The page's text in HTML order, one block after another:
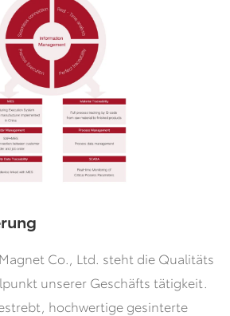
Co., Ltd. steht die Qualitäts
unserer Geschäfts tätigkeit.
hochwertige gesinterte